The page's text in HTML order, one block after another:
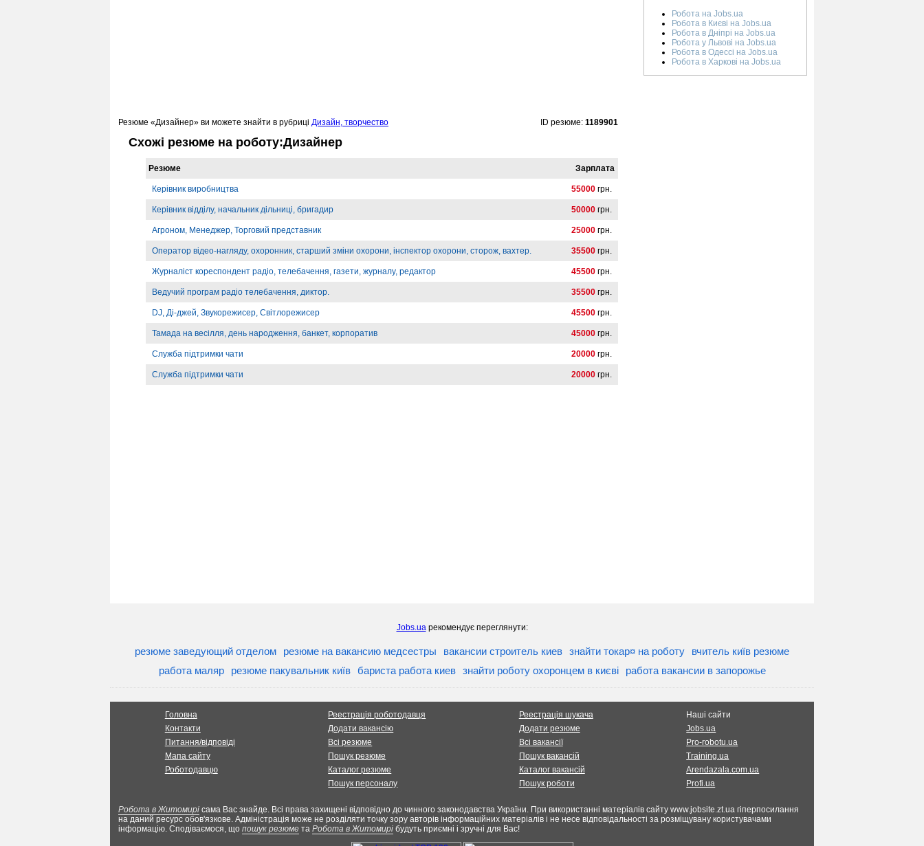
Резюме «Дизайнер» ви можете знайти в рубриці Дизайн, творчество ID резюме: 1189901
Схожі резюме на роботу:Дизайнер
Резюме Зарплата
Керівник виробництва 55000 грн.
Керівник відділу, начальник дільниці, бригадир 50000 грн.
Агроном, Менеджер, Торговий представник 25000 грн.
Оператор відео-нагляду, охоронник, старший зміни охорони, інспектор охорони, сторож, вахтер. 35500 грн.
Журналіст кореспондент радіо, телебачення, газети, журналу, редактор 45500 грн.
Ведучий програм радіо телебачення, диктор. 35500 грн.
DJ, Ді-джей, Звукорежисер, Світлорежисер 45500 грн.
Тамада на весілля, день народження, банкет, корпоратив 45000 грн.
Служба підтримки чати 20000 грн.
Служба підтримки чати 20000 грн.
Робота на Jobs.ua
Робота в Києві на Jobs.ua
Робота в Дніпрі на Jobs.ua
Робота у Львові на Jobs.ua
Робота в Одессі на Jobs.ua
Робота в Харкові на Jobs.ua
Jobs.uaрекомендує переглянути:
резюме заведующий отделом резюме на вакансию медсестры вакансии строитель киев знайти токар¤ на роботу
вчитель київ резюме
работа маляр
резюме пакувальник київ бариста работа киев знайти роботу охоронцем в києві работа вакансии в запорожье
Головна
Контакти
Питання/відповіді
Мапа сайту
Роботодавцю
Реестрація роботодавця
Додати вакансію
Всі резюме
Пошук резюме
Каталог резюме
Пошук персоналу
Реестрація шукача
Додати резюме
Всі вакансії
Пошук вакансій
Каталог вакансій
Пошук роботи
Наші сайти
Jobs.ua
Pro-robotu.ua
Training.ua
Arendazala.com.ua
Profi.ua
Робота в Житомирі сама Вас знайде. Всі права захищені відповідно до чинного законодавства України. При використанні матеріалів сайту www.jobsite.zt.ua гіперпосилання
на даний ресурс обов'язкове. Адміністрація може не розділяти точку зору авторів інформаційних матеріалів і не несе відповідальності за розміщувану користувачами
інформацію. Сподіваємося, що пошук резюме та Робота в Житомирі будуть приємні і зручні для Вас!